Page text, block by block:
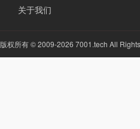
关于我们
版权所有 © 2009-2026 7001.tech All